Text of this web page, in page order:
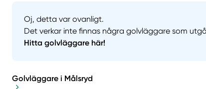
Oj, detta var ovanligt.
Det verkar inte finnas några golvläggare som
Hitta golvläggare här!
Golvläggare i Målsryd